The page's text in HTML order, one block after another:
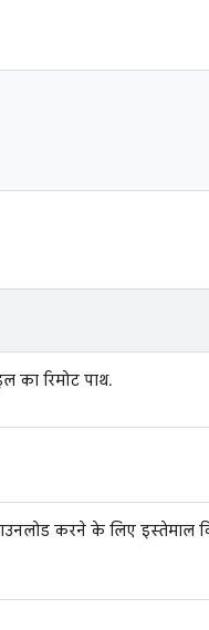
का रिमोट पाथ.
करने के लिए इस्तेमाल